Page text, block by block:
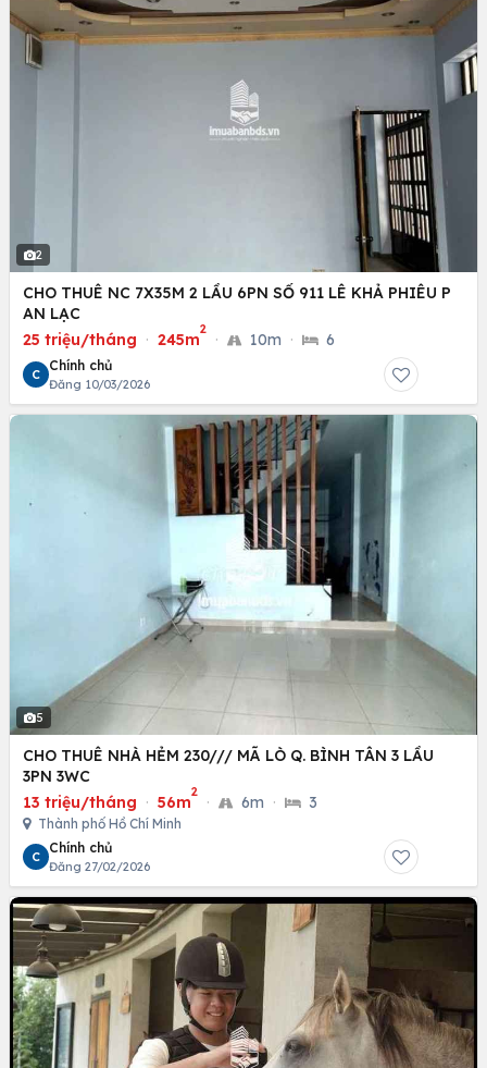
2
CHO THUÊ NC 7X35M 2 LẦU 6PN SỐ 911 LÊ KHẢ PHIÊU P
AN LẠC
25 triệu/tháng · 245m
2
· 10m · 6
C
Chính chủ
Đăng 10/03/2026
5
CHO THUÊ NHÀ HẺM 230/// MÃ LÒ Q. BÌNH TÂN 3 LẦU
3PN 3WC
13 triệu/tháng · 56m
2
· 6m · 3
Thành phố Hồ Chí Minh
C
Chính chủ
Đăng 27/02/2026